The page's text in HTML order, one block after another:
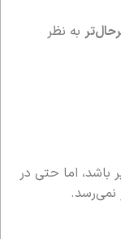
به نظر
باشد، اما حتی در
نمی‌رسد.